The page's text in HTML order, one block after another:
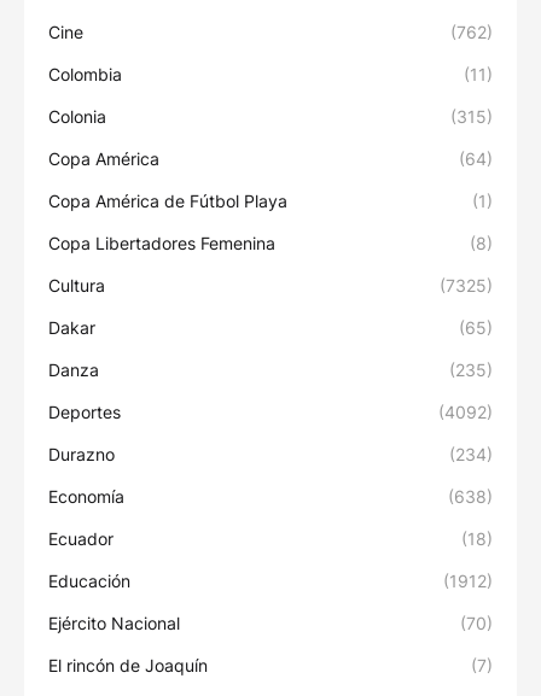
Cine (762)
Colombia (11)
Colonia (315)
Copa América (64)
Copa América de Fútbol Playa (1)
Copa Libertadores Femenina (8)
Cultura (7325)
Dakar (65)
Danza (235)
Deportes (4092)
Durazno (234)
Economía (638)
Ecuador (18)
Educación (1912)
Ejército Nacional (70)
El rincón de Joaquín (7)